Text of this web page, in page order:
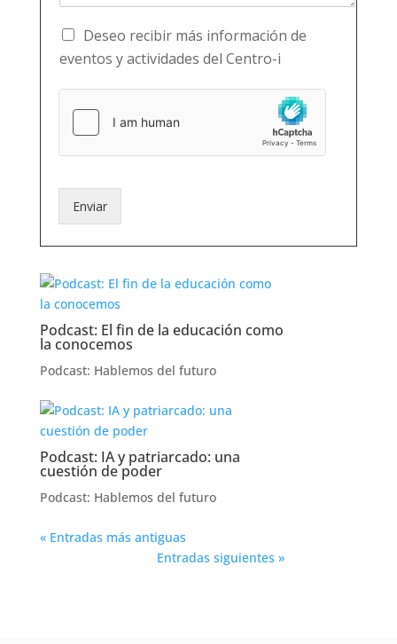
Deseo recibir más información de
eventos y actividades del Centro-i
Enviar
Podcast: El fin de la educación como
la conocemos
Podcast: Hablemos del futuro
Podcast: IA y patriarcado: una
cuestión de poder
Podcast: Hablemos del futuro
« Entradas más antiguas
Entradas siguientes »